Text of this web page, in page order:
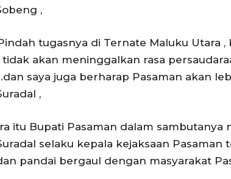
,
tugasnya di Ternate Maluku Utara ,
akan meninggalkan rasa
saya juga berharap Pasaman akan
,
itu Bupati Pasaman dalam sambutanya
selaku kepala kejaksaan
pandai bergaul dengan masyarakat